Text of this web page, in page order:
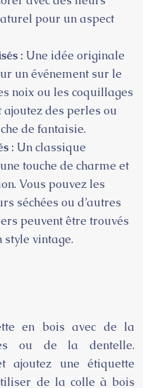
pour un aspect
: Une idée originale
un événement sur le
noix ou les coquillages
des perles ou
de fantaisie.
: Un classique
touche de charme et
Vous pouvez les
séchées ou d’autres
peuvent être trouvés
vintage.
en bois avec de la
ou de la dentelle.
ajoutez une étiquette
de la colle à bois